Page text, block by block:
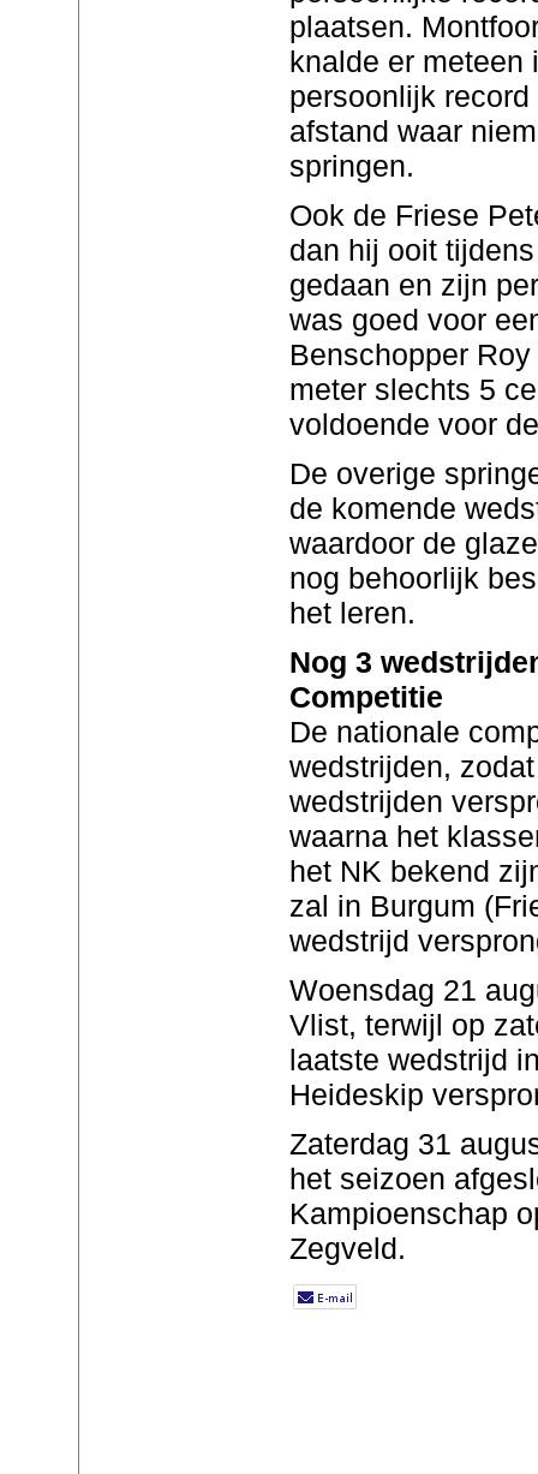
plaatsen.
knalde er meteen
persoonlijk
afstand waar
springen.
Ook de Friese
dan hij ooit
gedaan en zijn
was goed voor
Benschopper
meter slechts 5
voldoende voor
De overige
de komende
waardoor de
nog behoorlijk
het leren.
Nog 3
Competitie
De nationale
wedstrijden,
wedstrijden
waarna het
het NK bekend
zal in Burgum
wedstrijd
Woensdag 21
Vlist, terwijl op
laatste wedstrijd
Heideskip
Zaterdag 31
het seizoen
Kampioenschap
Zegveld.